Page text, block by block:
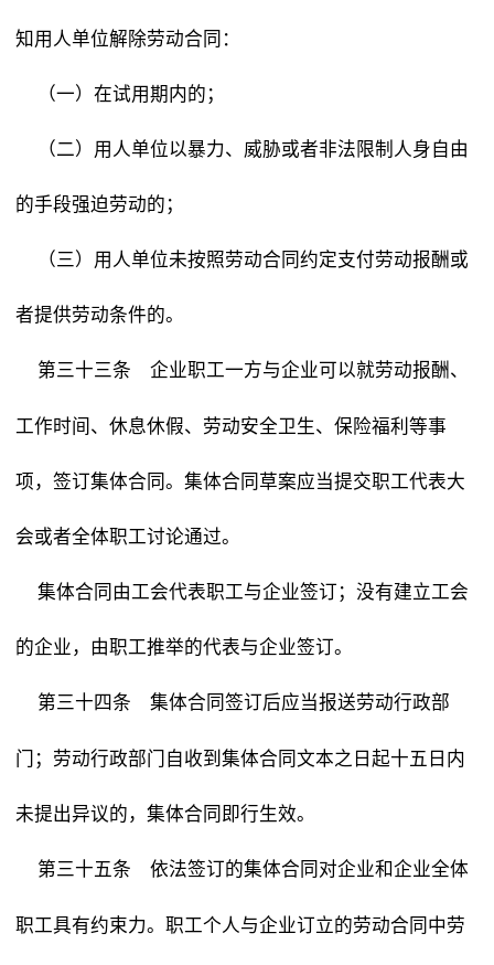
知用人单位解除劳动合同：
（一）在试用期内的；
（二）用人单位以暴力、威胁或者非法限制人身自由
的手段强迫劳动的；
（三）用人单位未按照劳动合同约定支付劳动报酬或
者提供劳动条件的。
第三十三条 企业职工一方与企业可以就劳动报酬、
工作时间、休息休假、劳动安全卫生、保险福利等事
项，签订集体合同。集体合同草案应当提交职工代表大
会或者全体职工讨论通过。
集体合同由工会代表职工与企业签订；没有建立工会
的企业，由职工推举的代表与企业签订。
第三十四条 集体合同签订后应当报送劳动行政部
门；劳动行政部门自收到集体合同文本之日起十五日内
未提出异议的，集体合同即行生效。
第三十五条 依法签订的集体合同对企业和企业全体
职工具有约束力。职工个人与企业订立的劳动合同中劳